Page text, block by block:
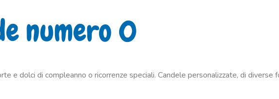
numero 0
e dolci di compleanno o ricorrenze speciali. Candele personalizzate, di diverse